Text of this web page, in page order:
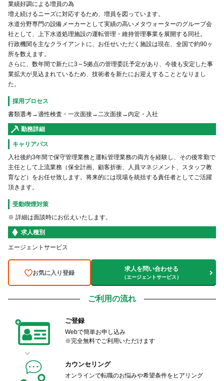
業績好調による増員の為
増え続けるニーズに対応するため、増員を図っています。
水道分野専門の設備メーカーとして実績の高いメタウォーターのグループ会
社として、上下水道処理施設の運転管理・維持管理事業を展開する同社。
行政機関を主なクライアントに、お任せいただく施設は現在、全国で約90ヶ
所を数えます。
さらに、数年間で新たに3～5拠点の管理委託予定があり、今後も安定した事
業拡大が見込まれているため、技術者を新たにお迎えすることとなりまし
た。
採用プロセス
書類選考→適性検査・一次面接→二次面接→内定・入社
勤務詳細
キャリアパス
⼊社後約3年間で保守管理業務と運転管理業務の両⽅を経験し、その後常勤で
主任として上流業務（保全計画、顧客折衝、⼈員マネジメント、スタッフ教
育など）をお任せ致します。将来的には現場を統括する責任者としてご活躍
頂きます。
受動喫煙対策
※ 詳細は面談時にお伝えいたします。
求人種別
エージェントサービス
お気に入り登録
求人を問い合わせる
（エージェントサービス）
ご利用の流れ
ご登録
Webで簡単お申し込み
※完全無料でご利用いただけます
カウンセリング
オンラインで転職のお悩みや希望条件をヒアリング